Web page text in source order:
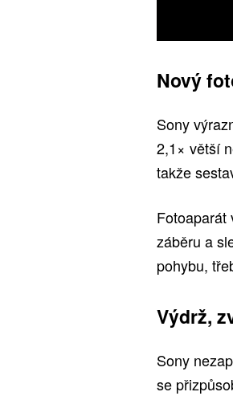
Nový
Sony
2,1× větší
takže
Fotoaparát
záběru a
pohybu,
Výdrž,
Sony
se